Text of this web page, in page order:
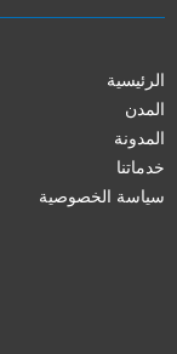
الرئيسية
المدن
المدونة
خدماتنا
سياسة الخصوصية